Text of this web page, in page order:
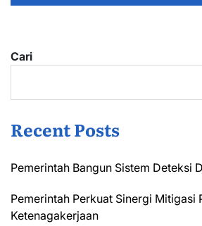
Cari
Recent Posts
Pemerintah Bangun Sistem Deteksi
Pemerintah Perkuat Sinergi Mitigasi
Ketenagakerjaan